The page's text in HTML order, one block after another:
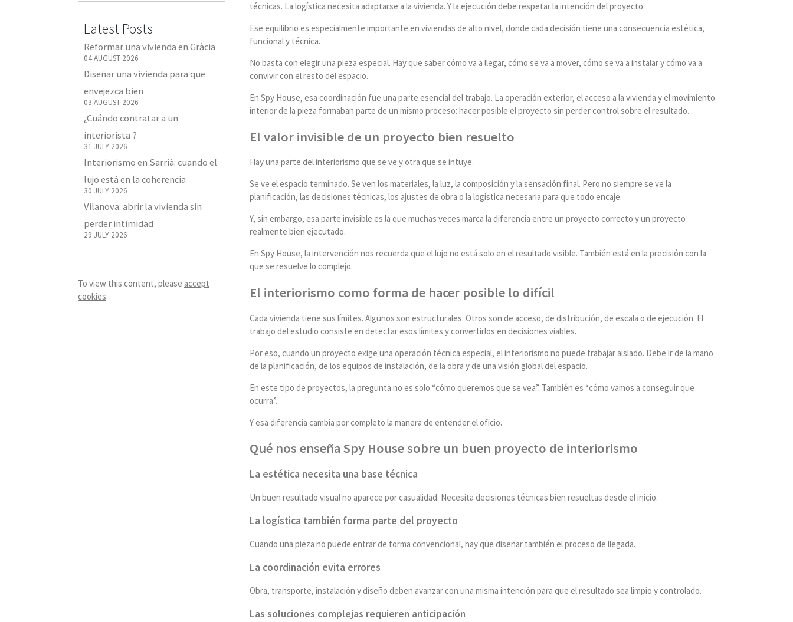
Latest Posts
Reformar una vivienda en Gràcia
04 AUGUST 2026
Diseñar una vivienda para que
envejezca bien
03 AUGUST 2026
¿Cuándo contratar a un
interiorista ?
31 JULY 2026
Interiorismo en Sarrià: cuando el
lujo está en la coherencia
30 JULY 2026
Vilanova: abrir la vivienda sin
perder intimidad
29 JULY 2026
To view this content, please accept
cookies.
técnicas. La logística necesita adaptarse a la vivienda. Y la ejecución debe respetar la intención del proyecto.
Ese equilibrio es especialmente importante en viviendas de alto nivel, donde cada decisión tiene una consecuencia estética,
funcional y técnica.
No basta con elegir una pieza especial. Hay que saber cómo va a llegar, cómo se va a mover, cómo se va a instalar y cómo va a
convivir con el resto del espacio.
En Spy House, esa coordinación fue una parte esencial del trabajo. La operación exterior, el acceso a la vivienda y el movimiento
interior de la pieza formaban parte de un mismo proceso: hacer posible el proyecto sin perder control sobre el resultado.
El valor invisible de un proyecto bien resuelto
Hay una parte del interiorismo que se ve y otra que se intuye.
Se ve el espacio terminado. Se ven los materiales, la luz, la composición y la sensación final. Pero no siempre se ve la
planificación, las decisiones técnicas, los ajustes de obra o la logística necesaria para que todo encaje.
Y, sin embargo, esa parte invisible es la que muchas veces marca la diferencia entre un proyecto correcto y un proyecto
realmente bien ejecutado.
En Spy House, la intervención nos recuerda que el lujo no está solo en el resultado visible. También está en la precisión con la
que se resuelve lo complejo.
El interiorismo como forma de hacer posible lo difícil
Cada vivienda tiene sus límites. Algunos son estructurales. Otros son de acceso, de distribución, de escala o de ejecución. El
trabajo del estudio consiste en detectar esos límites y convertirlos en decisiones viables.
Por eso, cuando un proyecto exige una operación técnica especial, el interiorismo no puede trabajar aislado. Debe ir de la mano
de la planificación, de los equipos de instalación, de la obra y de una visión global del espacio.
En este tipo de proyectos, la pregunta no es solo “cómo queremos que se vea”. También es “cómo vamos a conseguir que
ocurra”.
Y esa diferencia cambia por completo la manera de entender el oficio.
Qué nos enseña Spy House sobre un buen proyecto de interiorismo
La estética necesita una base técnica
Un buen resultado visual no aparece por casualidad. Necesita decisiones técnicas bien resueltas desde el inicio.
La logística también forma parte del proyecto
Cuando una pieza no puede entrar de forma convencional, hay que diseñar también el proceso de llegada.
La coordinación evita errores
Obra, transporte, instalación y diseño deben avanzar con una misma intención para que el resultado sea limpio y controlado.
Las soluciones complejas requieren anticipación